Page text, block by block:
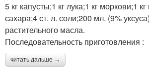
5 кг капусты;1 кг лука;1 кг моркови;1
сахара;4 ст. л. соли;200 мл. (9%
растительного масла.
Последовательность приготовления :
читать дальше →